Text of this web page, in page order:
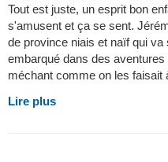
Tout est juste, un esprit bon
s'amusent et ça se sent.
de province niais et naïf qui
embarqué dans des
méchant comme on les faisait
Lire plus